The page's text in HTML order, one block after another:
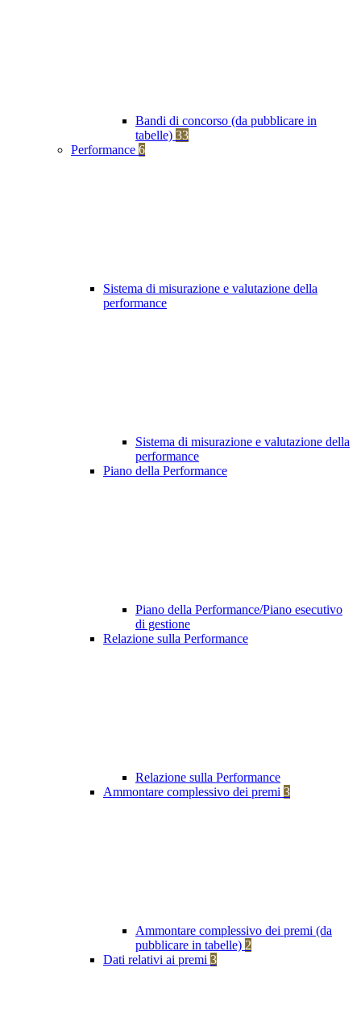
Bandi di concorso (da pubblicare in
tabelle) 33
Performance 6
Sistema di misurazione e valutazione della
performance
Sistema di misurazione e valutazione della
performance
Piano della Performance
Piano della Performance/Piano esecutivo
di gestione
Relazione sulla Performance
Relazione sulla Performance
Ammontare complessivo dei premi 3
Ammontare complessivo dei premi (da
pubblicare in tabelle) 2
Dati relativi ai premi 3